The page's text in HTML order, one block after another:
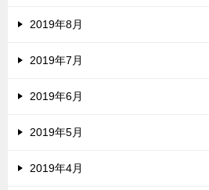
2019年8月
2019年7月
2019年6月
2019年5月
2019年4月